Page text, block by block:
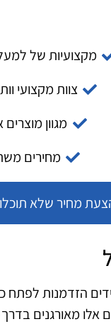
מקצועיות של למעלה
צוות מקצועי
מגוון מוצרים
מחירים
מחיר שלא
הזדמנות לפתח
אלו מאורגנים